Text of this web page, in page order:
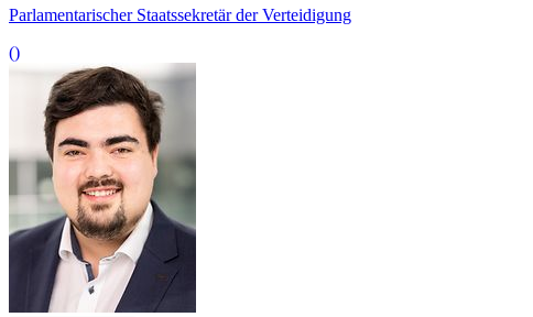
Parlamentarischer Staatssekretär der Verteidigung
()